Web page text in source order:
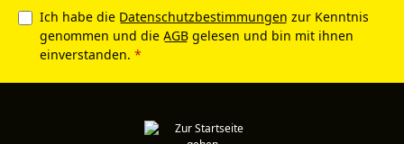
Ich habe die Datenschutzbestimmungen zur Kenntnis
genommen und die AGB gelesen und bin mit ihnen
einverstanden. *